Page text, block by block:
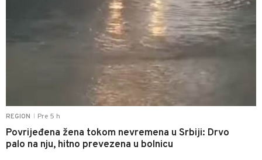
REGION Pre 5 h
Povrijeđena žena tokom nevremena u Srbiji: Drvo
palo na nju, hitno prevezena u bolnicu